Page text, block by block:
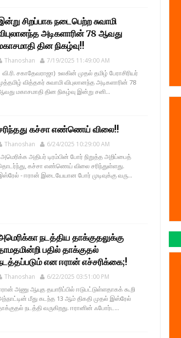
சிறப்பாக நடைபெற்ற சுவாமி
அடிகளாரின் 78 ஆவது
தின நிகழ்வு!!
Thanoshan 7/19/2025 11:49:00 AM
வி.ரி. சகாதேவராஜா) உலகின் முதல் தமிழ் பேராசிரியர்
வித்தகர் சுவாமி விபுலானந்த அடிகளாரின் 78
மகாசமாதி தின நிகழ்வு இன்று சனி...
கச்சா எண்ணெய் விலை!!
Thanoshan 6/24/2025 10:29:00 AM
அமெரிக்க அதிபர் டிரம்பின் போர் நிறுத்த அறிப்பைத்
கச்சா எண்ணெய் விலை சரிந்துள்ளது.
- ஈரான் இடையேயான போர் முடிவுக்கு வரு...
நடத்திய தாக்குதலுக்கு
பதில் தாக்குதல்
என ஈரான் எச்சரிக்கை;!
Thanoshan 6/22/2025 03:51:00 PM
அணு ஆயுத தயாரிப்பில் ஈடுபட்டுள்ளதாகக் கூறி
மீது கடந்த 13 ஆம் திகதி முதல் இஸ்ரேல்
நடத்தி வருகிறது. ஈரானின் ஃபோர்ட...